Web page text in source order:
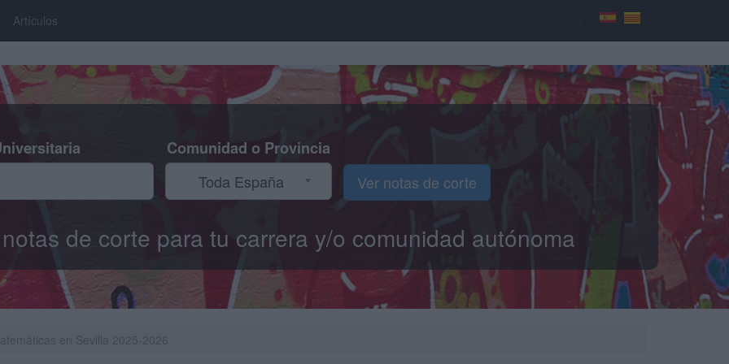
Artículos
Comunidad o Provincia
Toda España
Ver notas de corte
de corte para tu carrera y/o comunidad autónoma